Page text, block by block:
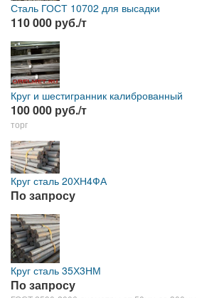
Сталь ГОСТ 10702 для высадки
110 000 руб./т
Круг и шестигранник калиброванный
100 000 руб./т
торг
Круг сталь 20ХН4ФА
По запросу
Круг сталь 35Х3НМ
По запросу